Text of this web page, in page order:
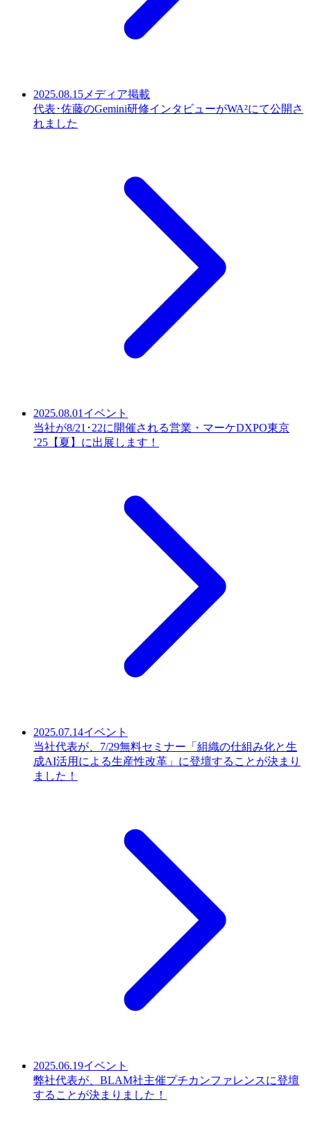
2025.08.15 メディア掲載
代表･佐藤のGemini研修インタビューがWA²にて公開さ
れました
2025.08.01 イベント
当社が8/21･22に開催される営業・マーケDXPO東京
’25【夏】に出展します！
2025.07.14イベント
当社代表が、7/29無料セミナー「組織の仕組み化と生
成AI活用による生産性改革」に登壇することが決まり
ました！
2025.06.19イベント
弊社代表が、BLAM社主催プチカンファレンスに登壇
することが決まりました！